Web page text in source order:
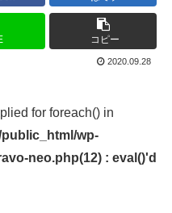
コピー
2020.09.28
for foreach() in
wp-
neo.php(12) : eval()'d